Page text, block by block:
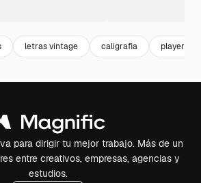
letras vintage caligrafia playera
para dirigir tu mejor trabajo. Más de un
entre creativos, empresas, agencias y
estudios.